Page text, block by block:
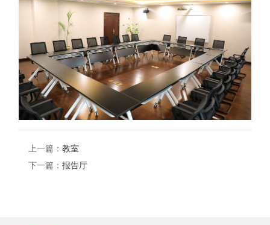
上一篇： 教室
下一篇： 报告厅